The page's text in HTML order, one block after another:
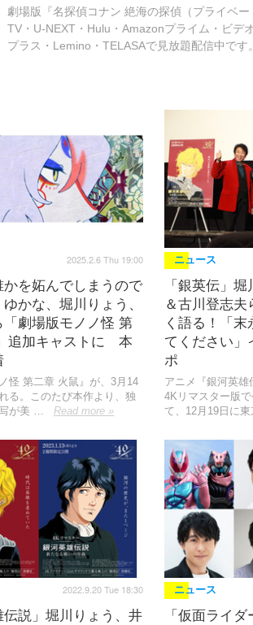
劇場版『名探偵コナン 絶海の探偵（プライベ
TV・U-NEXT・Hulu・Amazonプライム・ビデ
プラス・Lemino・TELASAで見放題配信中です。
2025.2.6 Thu 19:00
かを妬んでしまうので
かな、堀川りょう、
「劇場版モノノ怪 第
追加キャストに 本
怪 第二章 火鼠』が、3月14
る。このたび本作より、独
が美 …
Read more »
ニュース
「銀英伝」
＆古川登志夫
く語る！「末
てください」
ポ
アニメ『銀河英雄
4Kリマスター版
て、12月19日に
2022.9.20 Tue 18:30
伝説」堀川りょう、井
ニュース
「仮面ライ